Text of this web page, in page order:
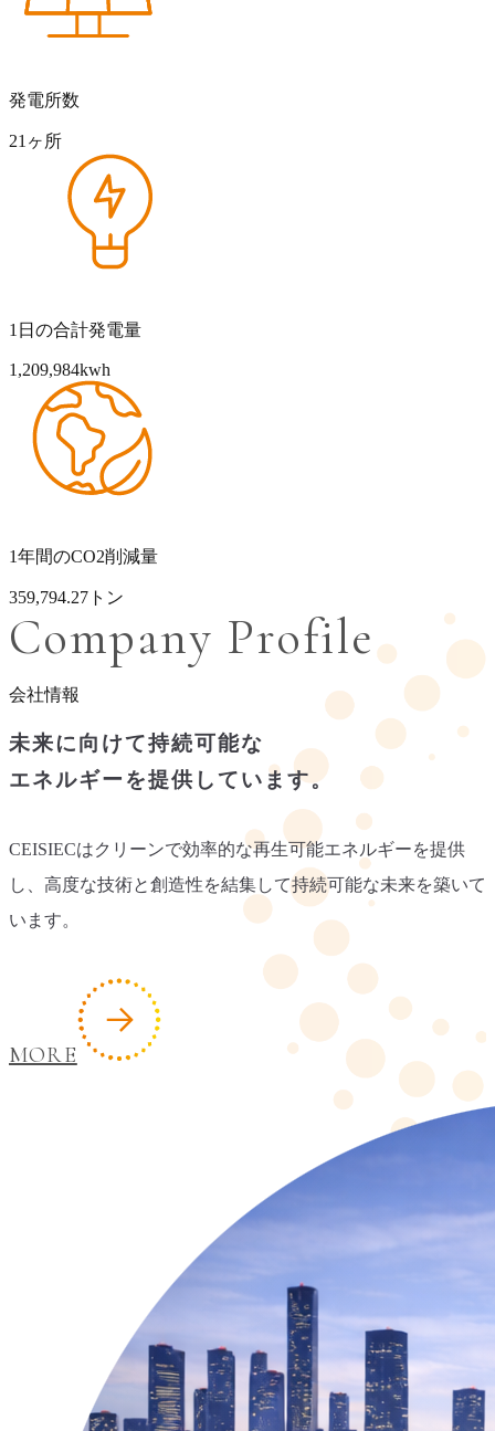
発電所数
21 ヶ所
1日の合計発電量
1,209,984kwh
1年間のCO2削減量
359,794.27 トン
Company Profile
会社情報
未来に向けて持続可能な
エネルギーを提供しています。
CEISIECはクリーンで効率的な再生可能エネルギーを提供
し、 高度な技術と創造性を結集して持続可能な未来を築いて
います。
MORE